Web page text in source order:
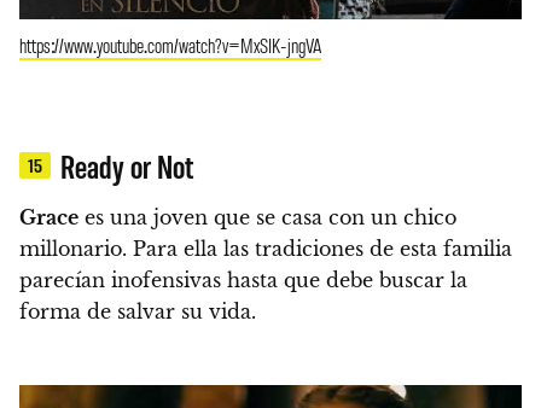
https://www.youtube.com/watch?v=MxSIK-jngVA
15 Ready or Not
Grace es una joven que se casa con un chico
millonario. Para ella las tradiciones de esta familia
parecían inofensivas hasta que debe buscar la
forma de salvar su vida.